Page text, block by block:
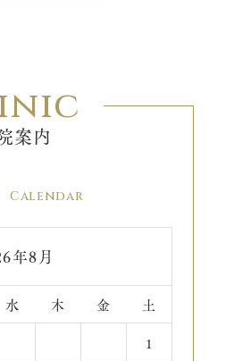
案内
Calendar
年8月
水 木 金 土
1